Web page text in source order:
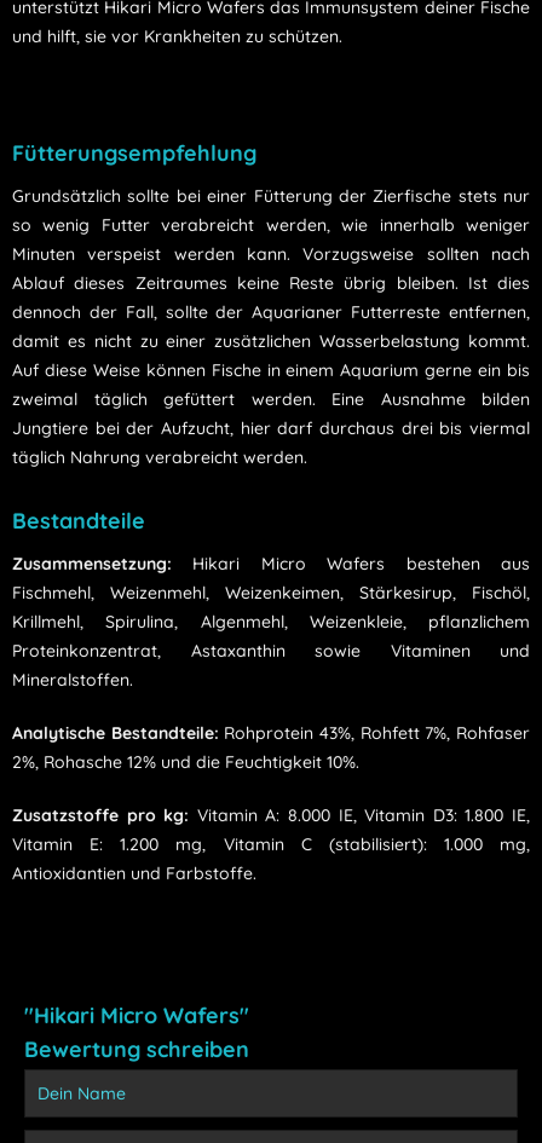
unterstützt Hikari Micro Wafers das Immunsystem deiner Fische
und hilft, sie vor Krankheiten zu schützen.
Fütterungsempfehlung
Grundsätzlich sollte bei einer Fütterung der Zierfische stets nur
so wenig Futter verabreicht werden, wie innerhalb weniger
Minuten verspeist werden kann. Vorzugsweise sollten nach
Ablauf dieses Zeitraumes keine Reste übrig bleiben. Ist dies
dennoch der Fall, sollte der Aquarianer Futterreste entfernen,
damit es nicht zu einer zusätzlichen Wasserbelastung kommt.
Auf diese Weise können Fische in einem Aquarium gerne ein bis
zweimal täglich gefüttert werden. Eine Ausnahme bilden
Jungtiere bei der Aufzucht, hier darf durchaus drei bis viermal
täglich Nahrung verabreicht werden.
Bestandteile
Zusammensetzung: Hikari Micro Wafers bestehen aus
Fischmehl, Weizenmehl, Weizenkeimen, Stärkesirup, Fischöl,
Krillmehl, Spirulina, Algenmehl, Weizenkleie, pflanzlichem
Proteinkonzentrat, Astaxanthin sowie Vitaminen und
Mineralstoffen.
Analytische Bestandteile: Rohprotein 43%, Rohfett 7%, Rohfaser
2%, Rohasche 12% und die Feuchtigkeit 10%.
Zusatzstoffe pro kg: Vitamin A: 8.000 IE, Vitamin D3: 1.800 IE,
Vitamin E: 1.200 mg, Vitamin C (stabilisiert): 1.000 mg,
Antioxidantien und Farbstoffe.
"Hikari Micro Wafers"
Bewertung schreiben